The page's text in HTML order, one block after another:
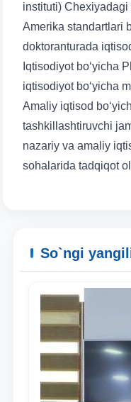
Telefon raqamingiz
Pochta
instituti) Chexiyadagi
Amerika standartlari
doktoranturada
Iqtisodiyot bo‘yicha
iqtisodiyot bo‘yicha
Amaliy iqtisod
tashkillashtiruvchi
nazariy va amaliy
sohalarida tadqiqot
So`ngi